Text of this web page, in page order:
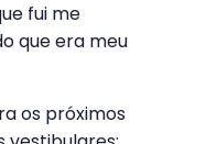
fui me
que era meu
os próximos